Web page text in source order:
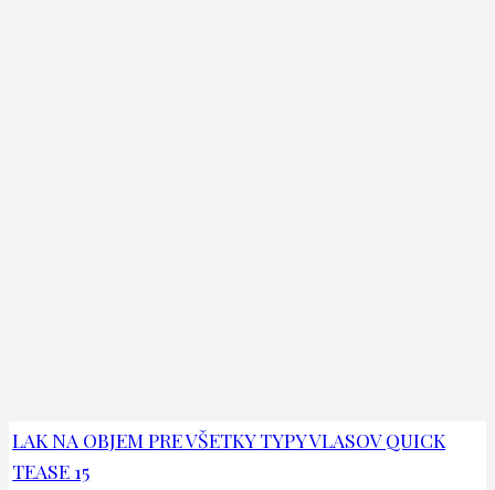
LAK NA OBJEM PRE VŠETKY TYPY VLASOV QUICK
TEASE 15